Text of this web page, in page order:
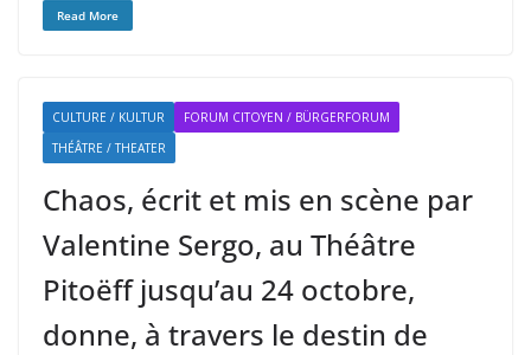
Read More
CULTURE / KULTUR
FORUM CITOYEN / BÜRGERFORUM
THÉÂTRE / THEATER
Chaos, écrit et mis en scène par
Valentine Sergo, au Théâtre
Pitoëff jusqu’au 24 octobre,
donne, à travers le destin de